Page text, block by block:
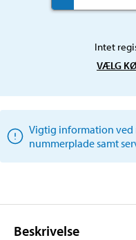
Intet
VÆLG
Vigtig information ved
nummerplade samt
Beskrivelse